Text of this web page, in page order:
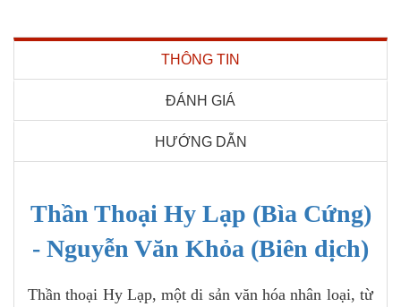
THÔNG TIN
ĐÁNH GIÁ
HƯỚNG DẪN
Thần Thoại Hy Lạp (Bìa Cứng)
- Nguyễn Văn Khỏa (Biên dịch)
Thần thoại Hy Lạp, một di sản văn hóa nhân loại, từ